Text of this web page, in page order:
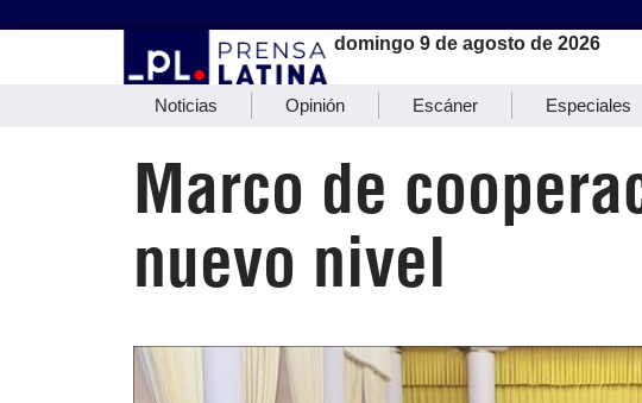
domingo 9 de agosto de 2026
Noticias Opinión Escáner Especiales
Marco de
nuevo nivel